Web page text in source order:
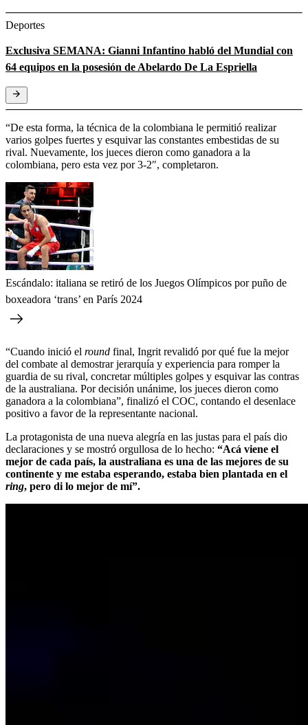
Deportes
Exclusiva SEMANA: Gianni Infantino habló del Mundial con
64 equipos en la posesión de Abelardo De La Espriella
“De esta forma, la técnica de la colombiana le permitió realizar
varios golpes fuertes y esquivar las constantes embestidas de su
rival. Nuevamente, los jueces dieron como ganadora a la
colombiana, pero esta vez por 3-2″, completaron.
Escándalo: italiana se retiró de los Juegos Olímpicos por puño de
boxeadora ‘trans’ en París 2024
“Cuando inició el round final, Ingrit revalidó por qué fue la mejor
del combate al demostrar jerarquía y experiencia para romper la
guardia de su rival, concretar múltiples golpes y esquivar las contras
de la australiana. Por decisión unánime, los jueces dieron como
ganadora a la colombiana”, finalizó el COC, contando el desenlace
positivo a favor de la representante nacional.
La protagonista de una nueva alegría en las justas para el país dio
declaraciones y se mostró orgullosa de lo hecho: “Acá viene el
mejor de cada país, la australiana es una de las mejores de su
continente y me estaba esperando, estaba bien plantada en el
ring, pero di lo mejor de mí”.